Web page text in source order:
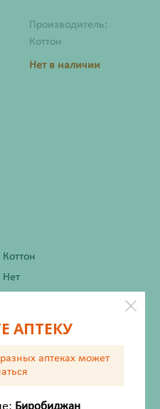
Производитель:
Коттон
Нет в наличии
Коттон
Нет
АПТЕКУ
аптеках может
Биробиджан